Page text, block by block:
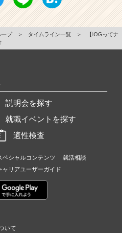
ープ ＞ タイムライン一覧 ＞
【IOGってナ
説明会を探す
就職イベントを探す
適性検査
ペシャルコンテンツ
就活相談
ャリアユーザーガイド
いて